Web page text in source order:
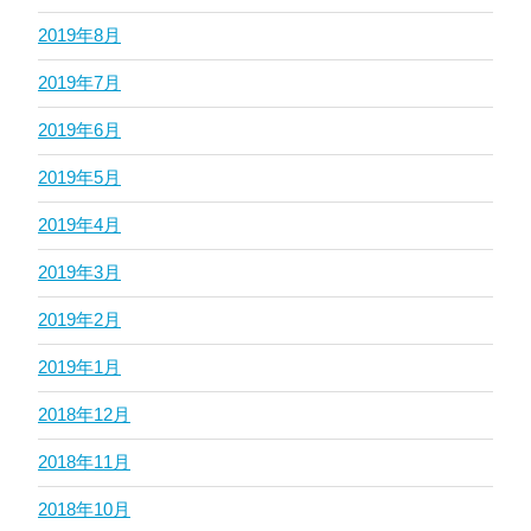
2019年8月
2019年7月
2019年6月
2019年5月
2019年4月
2019年3月
2019年2月
2019年1月
2018年12月
2018年11月
2018年10月